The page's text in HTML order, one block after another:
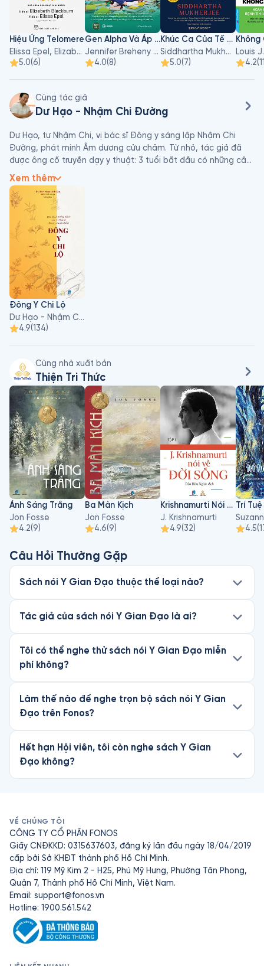
Hiệu Ứng Telomere
Elissa Epel, Elizabeth Blackburn
5.0(6)
Gen Alpha Và Áp Lực Thành Tích
Jennifer Breheny Wallace
4.0(8)
Khúc Ca Của Tế Bào
Siddhartha Mukherjee
5.0(7)
Louis
4.2(
Cùng tác giả
Dư Hạo - Nhậm Chi Đường
Dư Hạo, tự Nhậm Chi, vị bác sĩ Đông y sáng lập Nhậm Chi
Đường, phát minh Âm dương cửu châm. Từ nhỏ, tác giả đã
được ông cố truyền dạy y thuật: 3 tuổi bắt đầu có những câu
hỏi về Đông y, 5 tuổi được học về các vị thuốc dân gian, 7
tuổi thành thạo bắt mạch, 11 tuổi song hành cùng ông cố đi
khám bệnh, và 12 tuổi đã có thể tự chữa bệnh cứu người. Sau
này, tác giả tốt nghiệp Học viện Y Dược học cổ truyền tỉnh Hồ
Bắc. Qua nhiều năm trải nghiệm nhiều công việc trong ngành
y dược, tác giả trở về quê và xây dựng phòng khám Đông y
Nhậm Chi Đường, rồi tiếp đó là khu y dưỡng kết hợp là Dưỡng
tâm sơn trang và Ẩn trúc trai, thành lập Cửu châm trang viên
chuyên đào tạo và phổ cập Đông y, xây dựng thôn Đông y,
v.v.. Ngoài Đông y chi lộ, tác giả còn có những tác phẩm nổi
bật gây được tiếng vang trong giới Đông y như: Y gian đạo,
Âm dương cửu châm, Nhậm Chi Đường y kinh tâm ngộ ký,
Nhậm Chi Đường y lý ngộ chân ký, cùng nhiều tác phẩm khác
Xem thêm
Đông Y Chi Lộ
Dư Hạo - Nhậm Chi Đường
4.9(134)
Cùng nhà xuất bản
Thiện Tri Thức
Ánh Sáng Trắng
Jon Fosse
4.2(9)
Ba Màn Kịch
Jon Fosse
4.6(9)
Krishnamurti Nói Về Đời Sống - Tập 1
J. Krishnamurti
4.9(32)
Trí
4.5(
Câu Hỏi Thường Gặp
Sách nói Y Gian Đạo thuộc thể loại nào?
Tác giả của sách nói Y Gian Đạo là ai?
Tôi có thể nghe thử sách nói Y Gian Đạo miễn
phí không?
Làm thế nào để nghe trọn bộ sách nói Y Gian
Đạo trên Fonos?
Hết hạn Hội viên, tôi còn nghe sách Y Gian
Đạo không?
VỀ CHÚNG TÔI
CÔNG TY CỔ PHẦN FONOS
Giấy CNĐKKD: 0315637603, đăng ký lần đầu ngày 18/04/2019
cấp bởi Sở KHĐT thành phố Hồ Chí Minh.
Địa chỉ: 119 Mỹ Kim 2 - H25, Phú Mỹ Hưng, Phường Tân Phong,
Quận 7, Thành phố Hồ Chí Minh, Việt Nam.
Email: support@fonos.vn
Hotline: 1900.561.542